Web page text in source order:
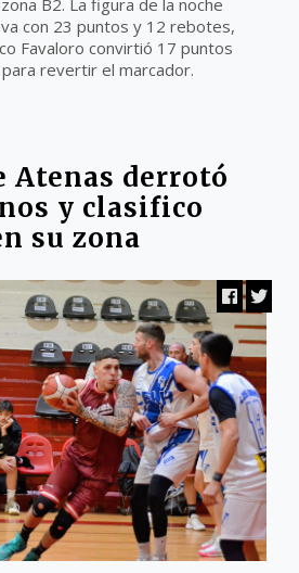
con 23 puntos y 12 rebotes,
Favaloro convirtió 17 puntos
revertir el marcador.
Atenas derrotó
y clasifico
su zona